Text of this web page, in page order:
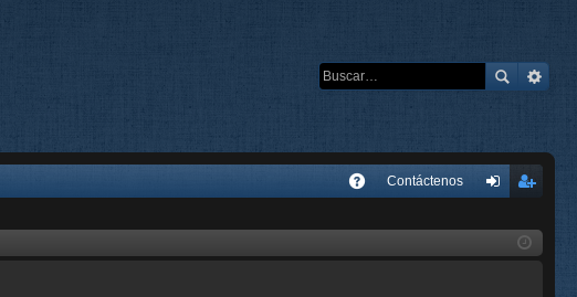
Contáctenos
ist